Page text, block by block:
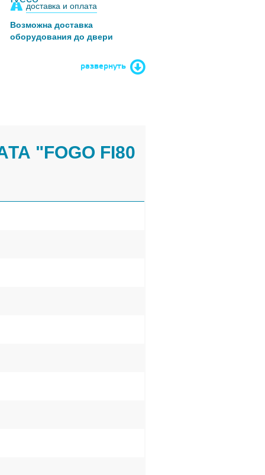
доставка и оплата
Возможна доставка
оборудования до двери
развернуть
"FOGO FI80